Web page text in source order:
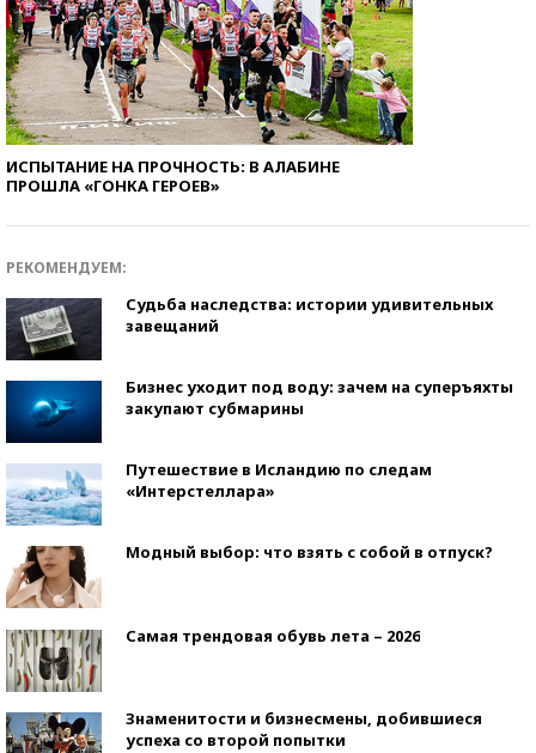
ИСПЫТАНИЕ НА ПРОЧНОСТЬ: В АЛАБИНЕ
ПРОШЛА «ГОНКА ГЕРОЕВ»
РЕКОМЕНДУЕМ:
Судьба наследства: истории удивительных
завещаний
Бизнес уходит под воду: зачем на суперъяхты
закупают субмарины
Путешествие в Исландию по следам
«Интерстеллара»
Модный выбор: что взять с собой в отпуск?
Самая трендовая обувь лета – 2026
Знаменитости и бизнесмены, добившиеся
успеха со второй попытки